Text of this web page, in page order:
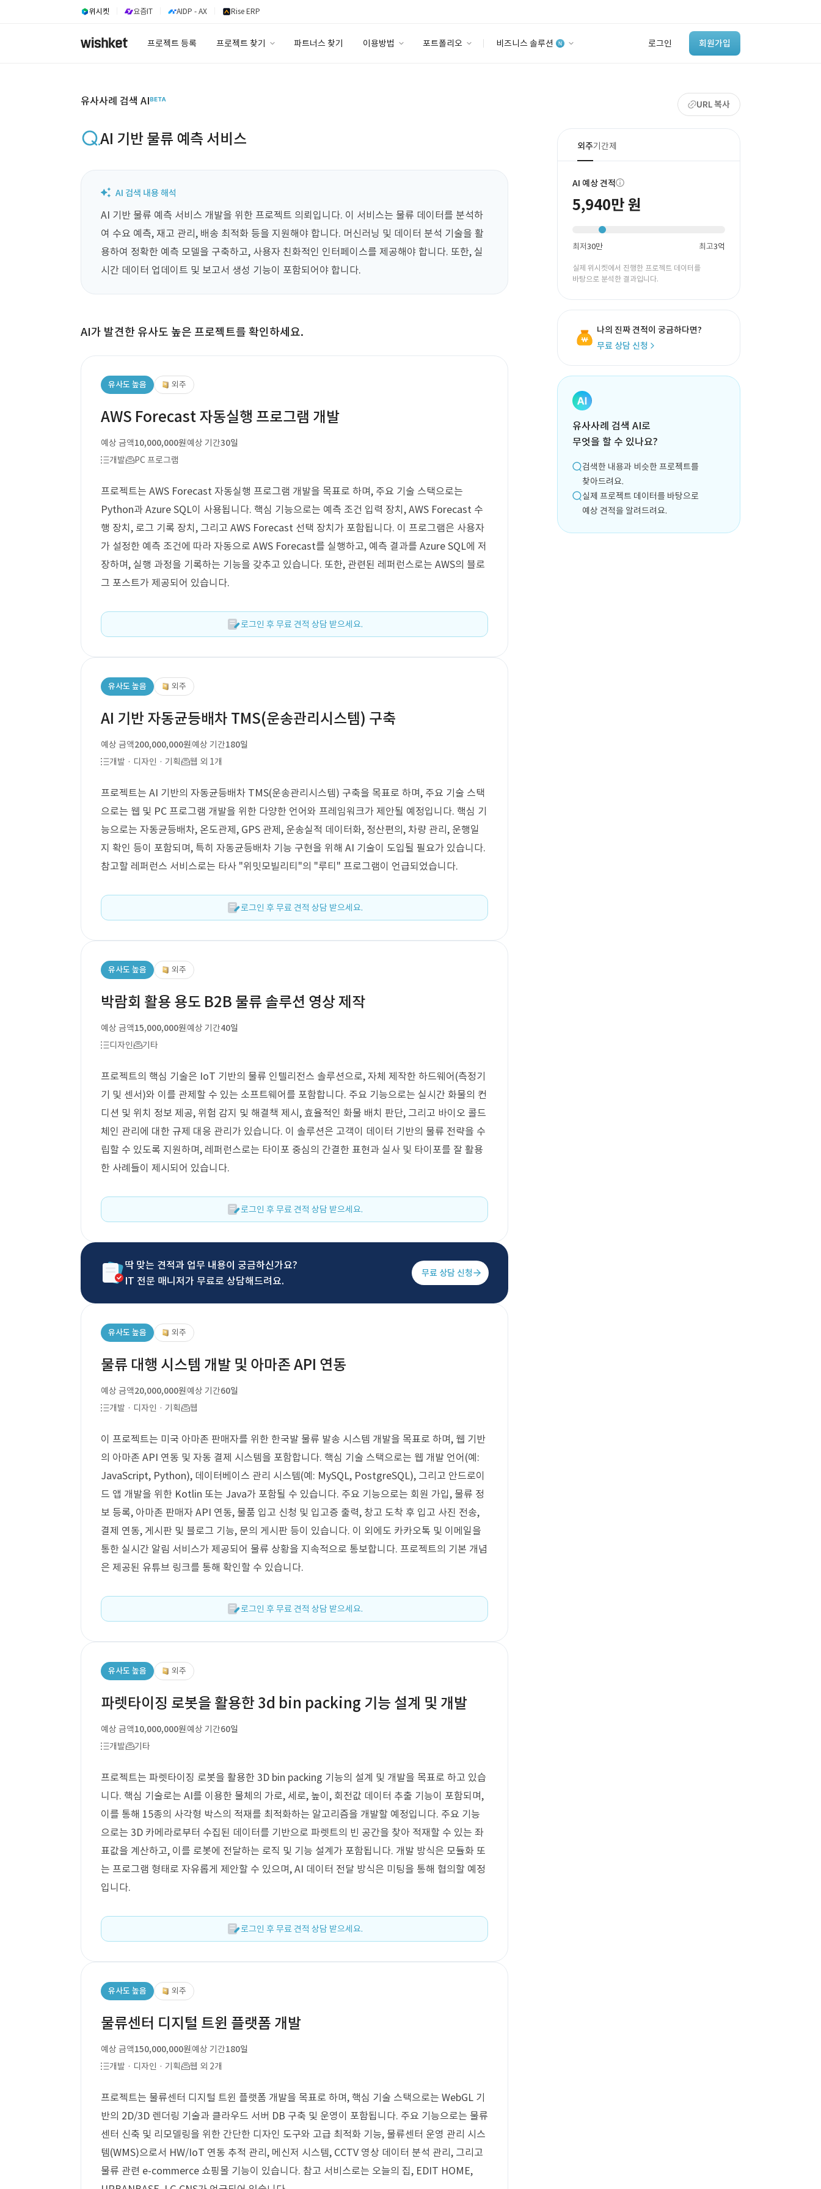
위시켓 요즘IT AIDP - AX Rise ERP
프로젝트 등록 프로젝트 찾기 파트너스 찾기 이용방법 포트폴리오 비즈니스 솔루션 로그인 회원가입
‘이런 거’ 만들어본
개발 회사 있어?
바로가기
유사사례 검색 AI URL 복사
AI 기반 물류 예측 서비스
AI 기반 물류 예측 서비스 개발을 위한 프로젝트 의뢰입니다. 이 서비스는 물류 데이터를 분석하
여 수요 예측, 재고 관리, 배송 최적화 등을 지원해야 합니다. 머신러닝 및 데이터 분석 기술을 활
용하여 정확한 예측 모델을 구축하고, 사용자 친화적인 인터페이스를 제공해야 합니다. 또한, 실
시간 데이터 업데이트 및 보고서 생성 기능이 포함되어야 합니다.
AI가 발견한 유사도 높은 프로젝트를 확인하세요.
유사도 높음 외주
AWS Forecast 자동실행 프로그램 개발
예상 금액10,000,000원예상 기간30일
개발
PC 프로그램
프로젝트는 AWS Forecast 자동실행 프로그램 개발을 목표로 하며, 주요 기술 스택으로는
Python과 Azure SQL이 사용됩니다. 핵심 기능으로는 예측 조건 입력 장치, AWS Forecast 수
행 장치, 로그 기록 장치, 그리고 AWS Forecast 선택 장치가 포함됩니다. 이 프로그램은 사용자
가 설정한 예측 조건에 따라 자동으로 AWS Forecast를 실행하고, 예측 결과를 Azure SQL에 저
장하며, 실행 과정을 기록하는 기능을 갖추고 있습니다. 또한, 관련된 레퍼런스로는 AWS의 블로
그 포스트가 제공되어 있습니다.
로그인 후 무료 견적 상담 받으세요.
유사도 높음 외주
AI 기반 자동균등배차 TMS(운송관리시스템) 구축
예상 금액200,000,000원예상 기간180일
개발 · 디자인 · 기획
웹 외 1개
프로젝트는 AI 기반의 자동균등배차 TMS(운송관리시스템) 구축을 목표로 하며, 주요 기술 스택
으로는 웹 및 PC 프로그램 개발을 위한 다양한 언어와 프레임워크가 제안될 예정입니다. 핵심 기
능으로는 자동균등배차, 온도관제, GPS 관제, 운송실적 데이터화, 정산편의, 차량 관리, 운행일
지 확인 등이 포함되며, 특히 자동균등배차 기능 구현을 위해 AI 기술이 도입될 필요가 있습니다.
참고할 레퍼런스 서비스로는 타사 "위밋모빌리티"의 "루티" 프로그램이 언급되었습니다.
로그인 후 무료 견적 상담 받으세요.
유사도 높음 외주
박람회 활용 용도 B2B 물류 솔루션 영상 제작
예상 금액15,000,000원예상 기간40일
디자인
기타
프로젝트의 핵심 기술은 IoT 기반의 물류 인텔리전스 솔루션으로, 자체 제작한 하드웨어(측정기
기 및 센서)와 이를 관제할 수 있는 소프트웨어를 포함합니다. 주요 기능으로는 실시간 화물의 컨
디션 및 위치 정보 제공, 위험 감지 및 해결책 제시, 효율적인 화물 배치 판단, 그리고 바이오 콜드
체인 관리에 대한 규제 대응 관리가 있습니다. 이 솔루션은 고객이 데이터 기반의 물류 전략을 수
립할 수 있도록 지원하며, 레퍼런스로는 타이포 중심의 간결한 표현과 실사 및 타이포를 잘 활용
한 사례들이 제시되어 있습니다.
로그인 후 무료 견적 상담 받으세요.
딱 맞는 견적과 업무 내용이 궁금하신가요?
IT 전문 매니저가 무료로 상담해드려요.
무료 상담 신청
유사도 높음 외주
물류 대행 시스템 개발 및 아마존 API 연동
예상 금액20,000,000원예상 기간60일
개발 · 디자인 · 기획
웹
이 프로젝트는 미국 아마존 판매자를 위한 한국발 물류 발송 시스템 개발을 목표로 하며, 웹 기반
의 아마존 API 연동 및 자동 결제 시스템을 포함합니다. 핵심 기술 스택으로는 웹 개발 언어(예:
JavaScript, Python), 데이터베이스 관리 시스템(예: MySQL, PostgreSQL), 그리고 안드로이
드 앱 개발을 위한 Kotlin 또는 Java가 포함될 수 있습니다. 주요 기능으로는 회원 가입, 물류 정
보 등록, 아마존 판매자 API 연동, 물품 입고 신청 및 입고증 출력, 창고 도착 후 입고 사진 전송,
결제 연동, 게시판 및 블로그 기능, 문의 게시판 등이 있습니다. 이 외에도 카카오톡 및 이메일을
통한 실시간 알림 서비스가 제공되어 물류 상황을 지속적으로 통보합니다. 프로젝트의 기본 개념
은 제공된 유튜브 링크를 통해 확인할 수 있습니다.
로그인 후 무료 견적 상담 받으세요.
유사도 높음 외주
파렛타이징 로봇을 활용한 3d bin packing 기능 설계 및 개발
예상 금액10,000,000원예상 기간60일
개발
기타
프로젝트는 파렛타이징 로봇을 활용한 3D bin packing 기능의 설계 및 개발을 목표로 하고 있습
니다. 핵심 기술로는 AI를 이용한 물체의 가로, 세로, 높이, 회전값 데이터 추출 기능이 포함되며,
이를 통해 15종의 사각형 박스의 적재를 최적화하는 알고리즘을 개발할 예정입니다. 주요 기능
으로는 3D 카메라로부터 수집된 데이터를 기반으로 파렛트의 빈 공간을 찾아 적재할 수 있는 좌
표값을 계산하고, 이를 로봇에 전달하는 로직 및 기능 설계가 포함됩니다. 개발 방식은 모듈화 또
는 프로그램 형태로 자유롭게 제안할 수 있으며, AI 데이터 전달 방식은 미팅을 통해 협의할 예정
입니다.
로그인 후 무료 견적 상담 받으세요.
유사도 높음 외주
물류센터 디지털 트윈 플랫폼 개발
예상 금액150,000,000원예상 기간180일
개발 · 디자인 · 기획
웹 외 2개
프로젝트는 물류센터 디지털 트윈 플랫폼 개발을 목표로 하며, 핵심 기술 스택으로는 WebGL 기
반의 2D/3D 렌더링 기술과 클라우드 서버 DB 구축 및 운영이 포함됩니다. 주요 기능으로는 물류
센터 신축 및 리모델링을 위한 간단한 디자인 도구와 고급 최적화 기능, 물류센터 운영 관리 시스
템(WMS)으로서 HW/IoT 연동 추적 관리, 메신저 시스템, CCTV 영상 데이터 분석 관리, 그리고
물류 관련 e-commerce 쇼핑몰 기능이 있습니다. 참고 서비스로는 오늘의 집, EDIT HOME,
외주기간제
AI 예상 견적
5,940만 원
최저30만 최고3억
실제 위시켓에서 진행한 프로젝트 데이터를
바탕으로 분석한 결과입니다.
나의 진짜 견적이 궁금하다면?
무료 상담 신청
유사사례 검색 AI로
무엇을 할 수 있나요?
검색한 내용과 비슷한 프로젝트를
찾아드려요.
실제 프로젝트 데이터를 바탕으로
예상 견적을 알려드려요.